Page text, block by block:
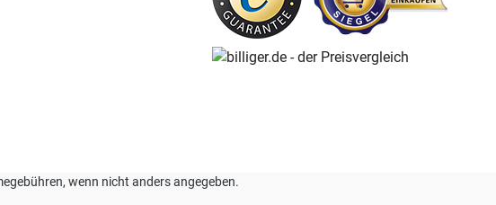
wenn nicht anders angegeben.